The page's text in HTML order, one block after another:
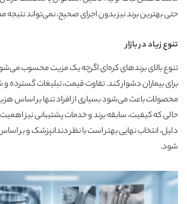
حتی بهترین برند نیز بدون اجرای صحیح، نمی‌تواند نتیجه
تنوع زیاد در بازار
تنوع بالای برندهای کره‌ای اگرچه یک مزیت محسوب
برای بیماران دشوار کند. تفاوت قیمت، تبلیغات
محصولات باعث می‌شود بسیاری از افراد تنها بر اساس
حالی که کیفیت، سابقه برند و خدمات پشتیبانی نیز
دلیل، انتخاب نهایی بهتر است با نظر دندانپزشک و بر
شود.